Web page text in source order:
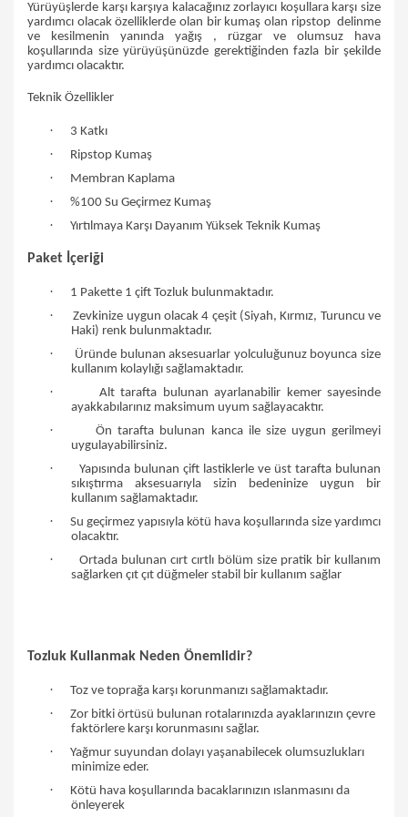
Yürüyüşlerde karşı karşıya kalacağınız zorlayıcı koşullara karşı size
yardımcı olacak özelliklerde olan bir kumaş olan ripstop delinme
ve kesilmenin yanında yağış , rüzgar ve olumsuz hava
koşullarında size yürüyüşünüzde gerektiğinden fazla bir şekilde
yardımcı olacaktır.
Teknik Özellikler
· 3 Katkı
· Ripstop Kumaş
· Membran Kaplama
· %100 Su Geçirmez Kumaş
· Yırtılmaya Karşı Dayanım Yüksek Teknik Kumaş
Paket İçeriği
· 1 Pakette 1 çift Tozluk bulunmaktadır.
·
Zevkinize uygun olacak 4 çeşit (Siyah, Kırmız, Turuncu ve
Haki) renk bulunmaktadır.
·
Üründe bulunan aksesuarlar yolculuğunuz boyunca size
kullanım kolaylığı sağlamaktadır.
·
Alt tarafta bulunan ayarlanabilir kemer sayesinde
ayakkabılarınız maksimum uyum sağlayacaktır.
·
Ön tarafta bulunan kanca ile size uygun gerilmeyi
uygulayabilirsiniz.
·
Yapısında bulunan çift lastiklerle ve üst tarafta bulunan
sıkıştırma aksesuarıyla sizin bedeninize uygun bir
kullanım sağlamaktadır.
·
Su geçirmez yapısıyla kötü hava koşullarında size yardımcı
olacaktır.
·
Ortada bulunan cırt cırtlı bölüm size pratik bir kullanım
sağlarken çıt çıt düğmeler stabil bir kullanım sağlar
Tozluk Kullanmak Neden Önemlidir?
· Toz ve toprağa karşı korunmanızı sağlamaktadır.
·
Zor bitki örtüsü bulunan rotalarınızda ayaklarınızın çevre
faktörlere karşı korunmasını sağlar.
·
Yağmur suyundan dolayı yaşanabilecek olumsuzlukları
minimize eder.
·
Kötü hava koşullarında bacaklarınızın ıslanmasını da
önleyerek